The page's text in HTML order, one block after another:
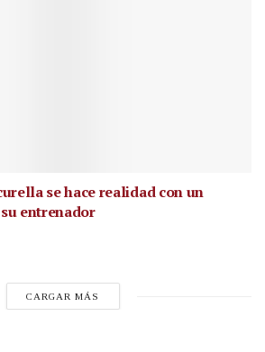
se hace realidad con un
entrenador
CARGAR MÁS